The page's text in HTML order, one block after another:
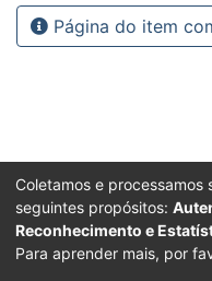
Página do item
Coletamos e processamos
seguintes propósitos:
Reconhecimento e
Para aprender mais, por